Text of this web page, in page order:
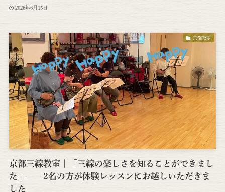
2026年6月15日
京都教室
京都三線教室｜「三線の楽しさを知ることができまし
た」──2名の方が体験レッスンにお越しいただきま
した